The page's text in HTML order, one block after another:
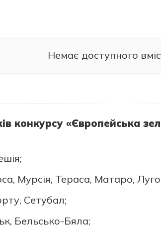
Немає доступного
конкурсу «Європейська
Мурсія, Тераса, Матаро,
Сетубал;
Бельсько-Бяла;